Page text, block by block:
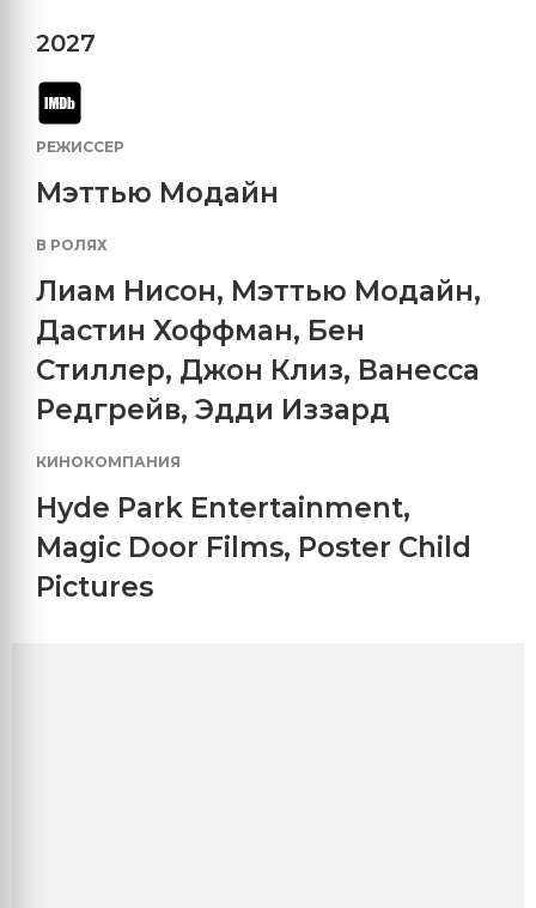
2027
РЕЖИССЕР
Мэттью Модайн
В РОЛЯХ
Лиам Нисон, Мэттью Модайн,
Дастин Хоффман, Бен
Стиллер, Джон Клиз, Ванесса
Редгрейв, Эдди Иззард
КИНОКОМПАНИЯ
Hyde Park Entertainment,
Magic Door Films, Poster Child
Pictures